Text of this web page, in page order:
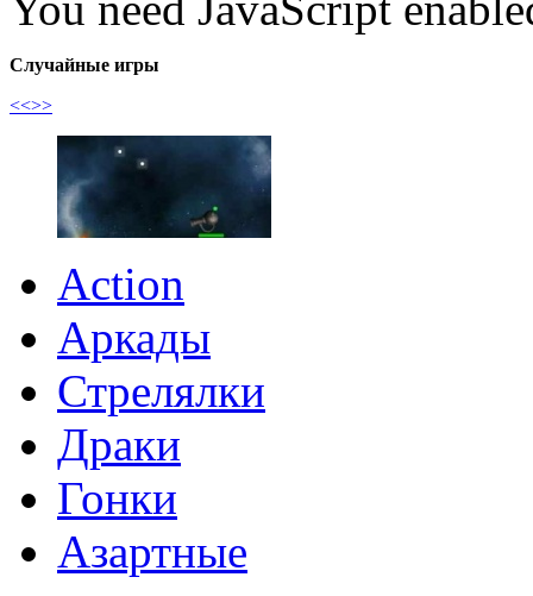
Случайные игры
<<>>
Action
Аркады
Стрелялки
Драки
Гонки
Азартные